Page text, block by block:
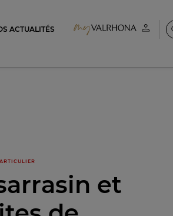
Espace client
ACTUALITÉS
et